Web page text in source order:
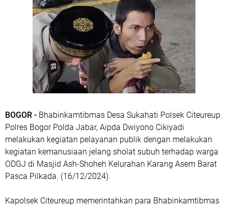
BOGOR - Bhabinkamtibmas Desa Sukahati Polsek Citeureup
Polres Bogor Polda Jabar, Aipda Dwiyono Cikiyadi
melakukan kegiatan pelayanan publik dengan melakukan
kegiatan kemanusiaan jelang sholat subuh terhadap warga
ODGJ di Masjid Ash-Shoheh Kelurahan Karang Asem Barat
Pasca Pilkada. (16/12/2024).
Kapolsek Citeureup memerintahkan para Bhabinkamtibmas